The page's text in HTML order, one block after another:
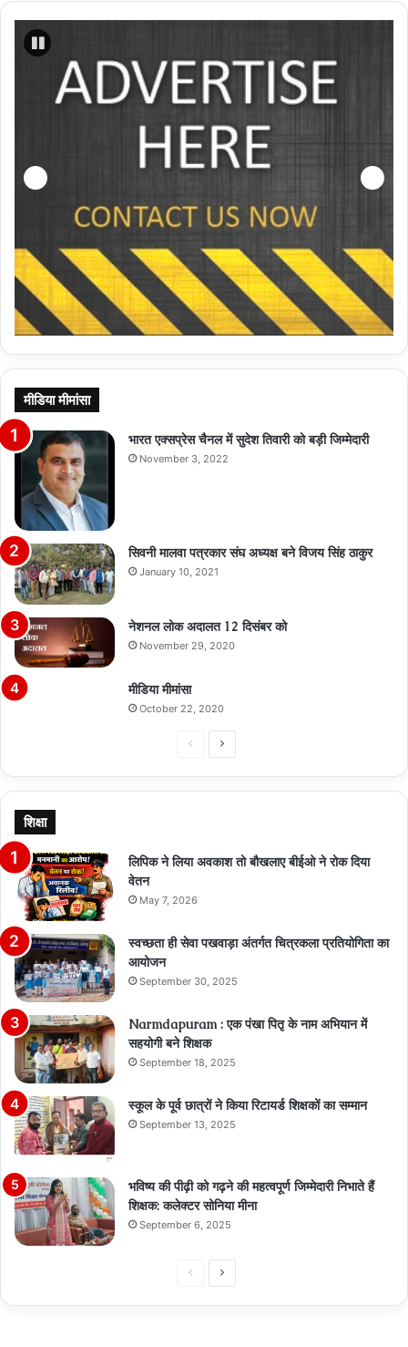
मीडिया मीमांसा
भारत एक्सप्रेस चैनल में सुदेश तिवारी को बड़ी जिम्मेदारी
November 3, 2022
सिवनी मालवा पत्रकार संघ अध्यक्ष बने विजय सिंह ठाकुर
January 10, 2021
नेशनल लोक अदालत 12 दिसंबर को
November 29, 2020
मीडिया मीमांसा
October 22, 2020
PreviousNext
शिक्षा
लिपिक ने लिया अवकाश तो बौखलाए बीईओ ने रोक दिया
वेतन
May 7, 2026
स्वच्छता ही सेवा पखवाड़ा अंतर्गत चित्रकला प्रतियोगिता का
आयोजन
September 30, 2025
Narmdapuram : एक पंखा पितृ के नाम अभियान में
सहयोगी बने शिक्षक
September 18, 2025
स्कूल के पूर्व छात्रों ने किया रिटायर्ड शिक्षकों का सम्मान
September 13, 2025
भविष्य की पीढ़ी को गढ़ने की महत्वपूर्ण जिम्मेदारी निभाते हैं
शिक्षक: कलेक्टर सोनिया मीना
September 6, 2025
PreviousNext